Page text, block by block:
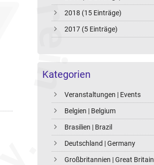
2018 (15 Einträge)
2017 (5 Einträge)
Kategorien
Veranstaltungen | Events
Belgien | Belgium
Brasilien | Brazil
Deutschland | Germany
Großbritannien | Great Britain